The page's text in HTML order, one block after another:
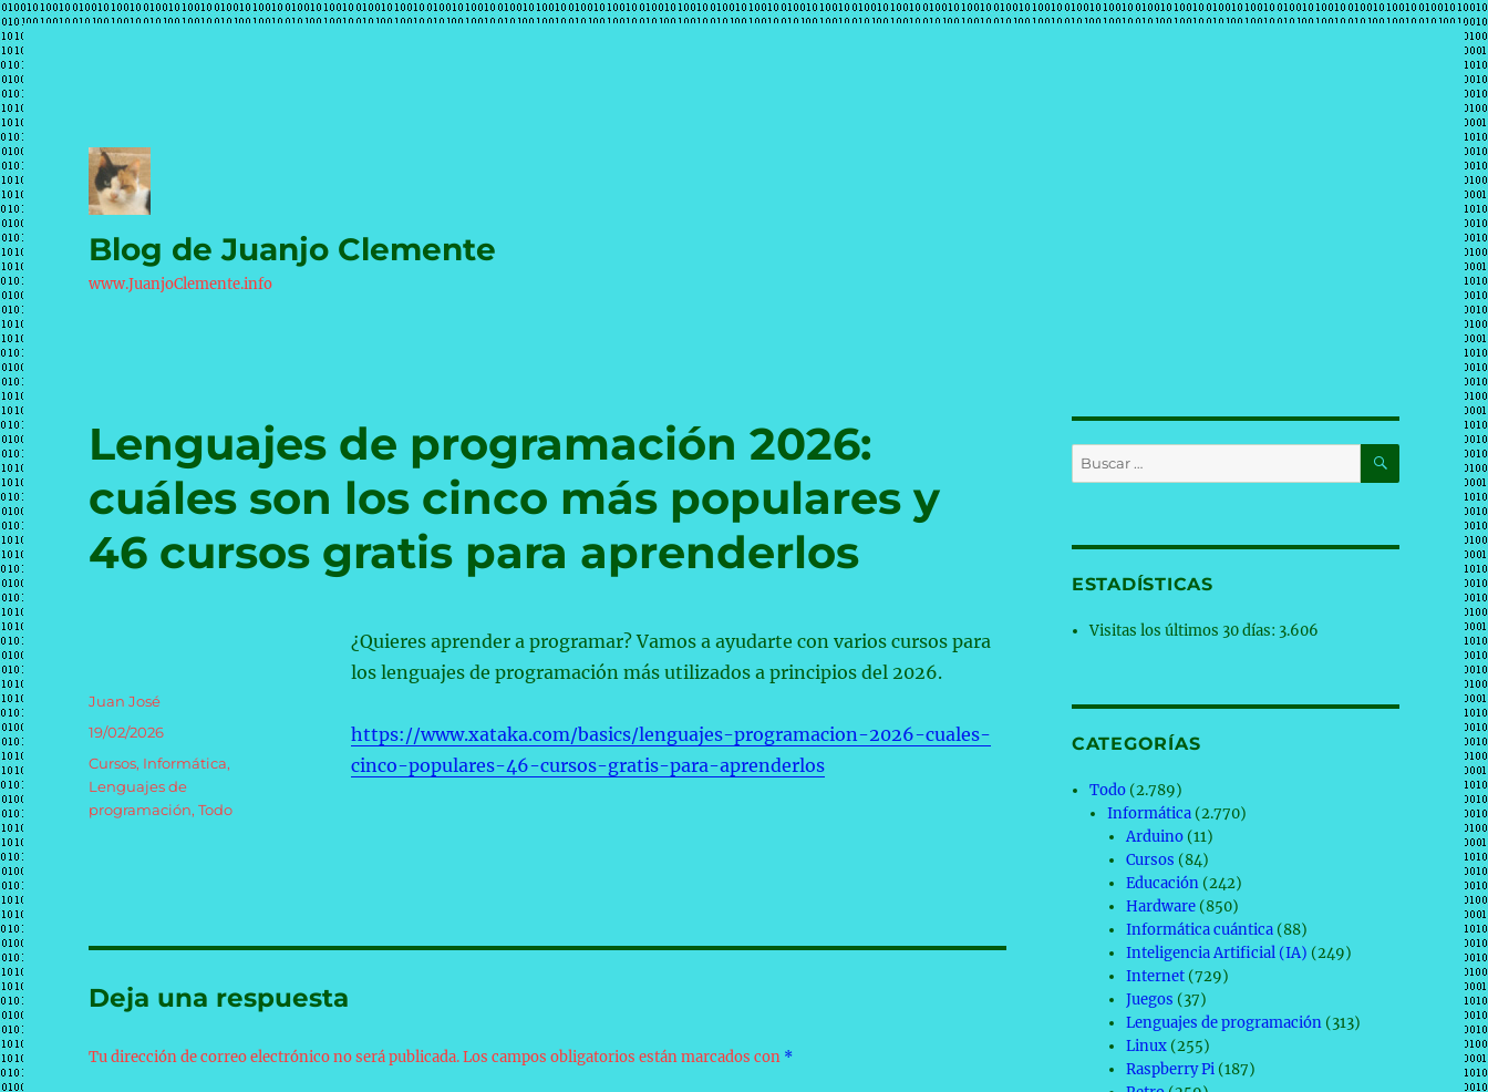
Blog de Juanjo Clemente
www.JuanjoClemente.info
Lenguajes de programación 2026:
cuáles son los cinco más populares y
46 cursos gratis para aprenderlos
¿Quieres aprender a programar? Vamos a ayudarte con varios cursos para
los lenguajes de programación más utilizados a principios del 2026.
https://www.xataka.com/basics/lenguajes-programacion-2026-cuales-
cinco-populares-46-cursos-gratis-para-aprenderlos
Autor
Juan José
Publicado
el
19/02/2026
Categorías
Cursos, Informática,
Lenguajes de
programación,Todo
Deja una respuesta
Tu dirección de correo electrónico no será publicada.Los campos obligatorios están marcados con *
Buscar
por:
BUSCAR
ESTADÍSTICAS
Visitas los últimos 30 días: 3.606
CATEGORÍAS
Todo (2.789)
Informática (2.770)
Arduino(11)
Cursos (84)
Educación(242)
Hardware(850)
Informática cuántica(88)
Inteligencia Artificial (IA) (249)
Internet(729)
Juegos (37)
Lenguajes de programación(313)
Linux(255)
Raspberry Pi(187)